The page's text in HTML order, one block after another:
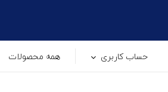
حساب کاربری همه محصولات